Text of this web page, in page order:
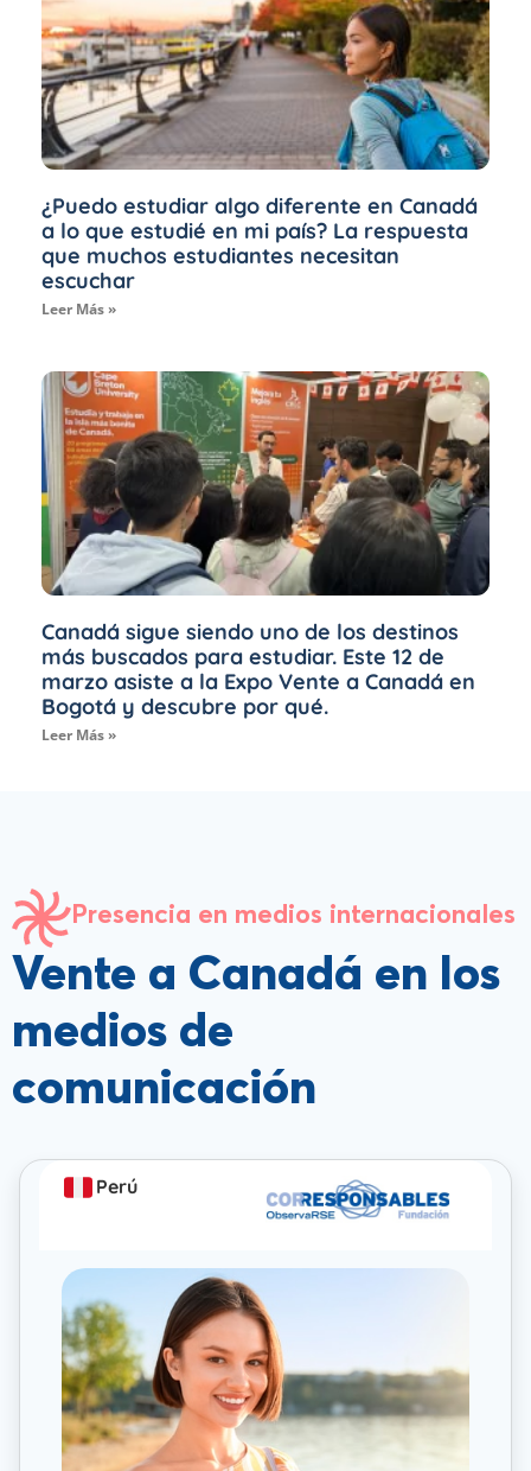
¿Puedo estudiar algo diferente en Canadá
a lo que estudié en mi país? La respuesta
que muchos estudiantes necesitan
escuchar
Leer Más »
Canadá sigue siendo uno de los destinos
más buscados para estudiar. Este 12 de
marzo asiste a la Expo Vente a Canadá en
Bogotá y descubre por qué.
Leer Más »
Presencia en medios internacionales
Vente a Canadá en los
medios de
comunicación
Perú